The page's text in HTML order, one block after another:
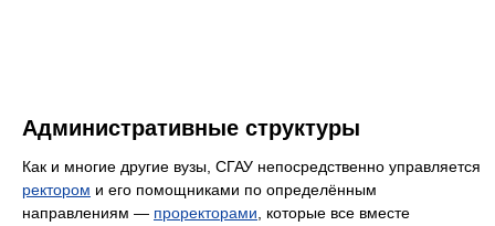
Административные структуры
Как и многие другие вузы, СГАУ непосредственно управляется
ректором и его помощниками по определённым
направлениям — проректорами, которые все вместе